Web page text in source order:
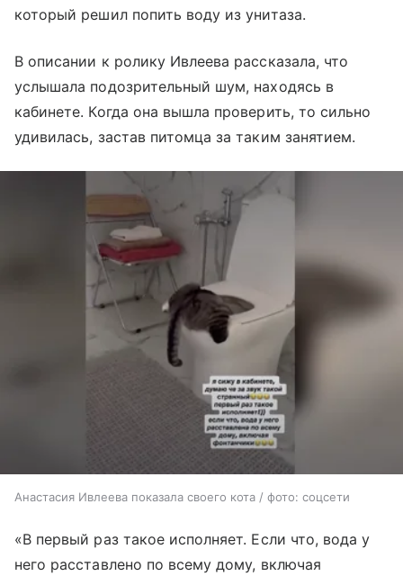
который решил попить воду из унитаза.
В описании к ролику Ивлеева рассказала, что
услышала подозрительный шум, находясь в
кабинете. Когда она вышла проверить, то сильно
удивилась, застав питомца за таким занятием.
Анастасия Ивлеева показала своего кота / фото: соцсети
«В первый раз такое исполняет. Если что, вода у
него расставлено по всему дому, включая